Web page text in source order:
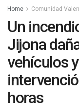
Home Comunidad
Un
Jijona
vehículos
horas